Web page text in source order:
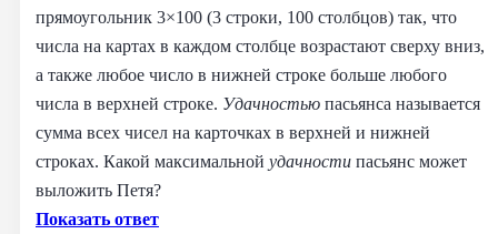
прямоугольник 3×100 (3 строки, 100 столбцов) так, что
числа на картах в каждом столбце возрастают сверху вниз,
а также любое число в нижней строке больше любого
числа в верхней строке. Удачностью пасьянса называется
сумма всех чисел на карточках в верхней и нижней
строках. Какой максимальной удачности пасьянс может
выложить Петя?
Показать ответ